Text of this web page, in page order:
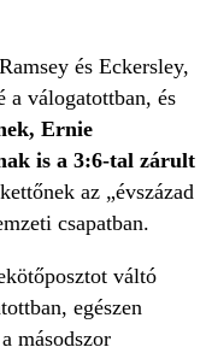
és Eckersley,
a válogatottban, és
Ernie
is a 3:6-tal zárult
az „évszázad
csapatban.
váltó
egészen
másodszor